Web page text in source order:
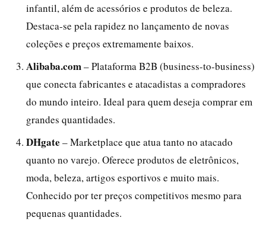
infantil, além de acessórios e produtos de beleza.
Destaca-se pela rapidez no lançamento de novas
coleções e preços extremamente baixos.
Alibaba.com– Plataforma B2B (business-to-business)
que conecta fabricantes e atacadistas a compradores
do mundo inteiro. Ideal para quem deseja comprar em
grandes quantidades.
DHgate – Marketplace que atua tanto no atacado
quanto no varejo. Oferece produtos de eletrônicos,
moda, beleza, artigos esportivos e muito mais.
Conhecido por ter preços competitivos mesmo para
pequenas quantidades.